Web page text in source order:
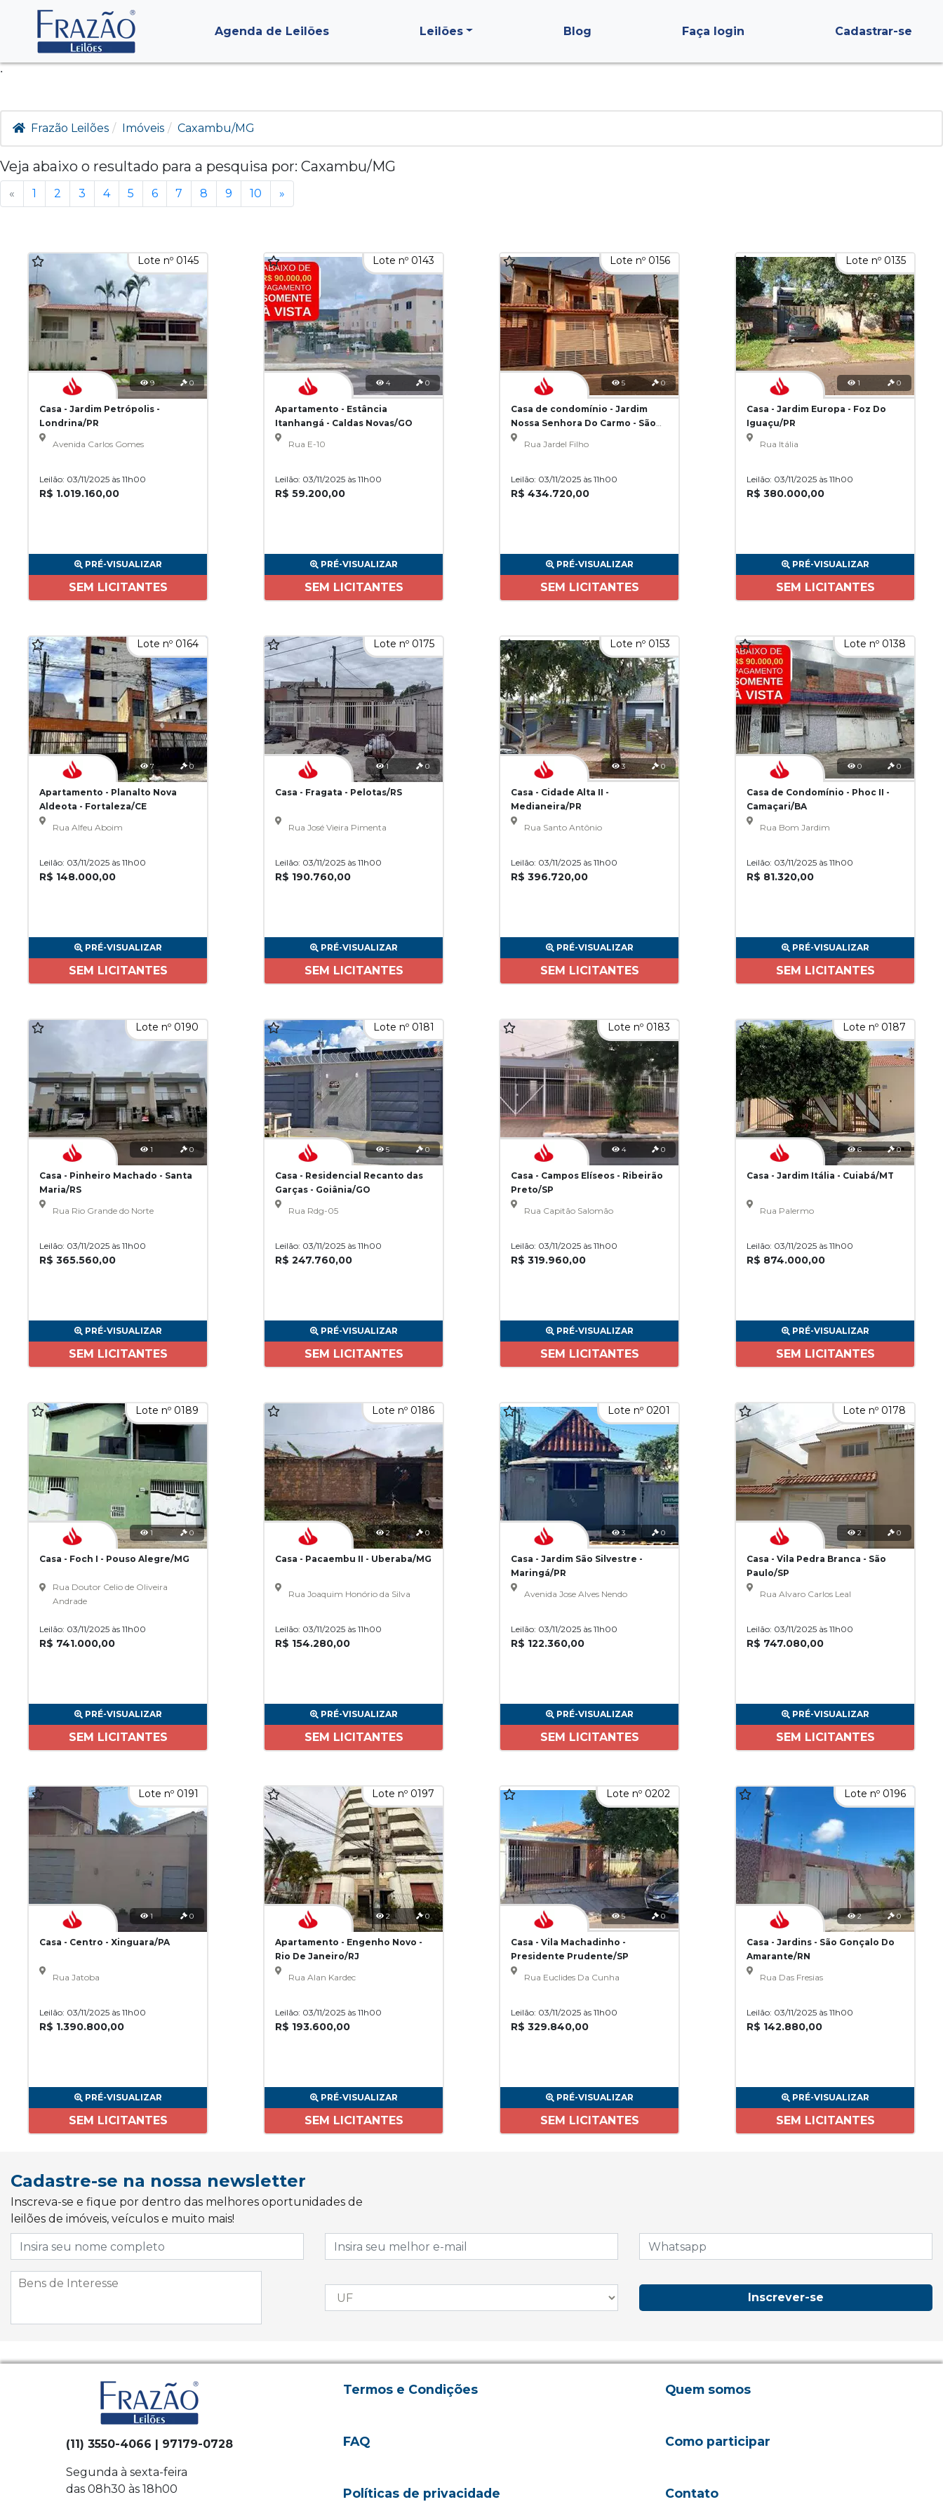
.
Agenda de Leilões Leilões Blog Faça login Cadastrar-se
Frazão Leilões Imóveis Caxambu/MG
Veja abaixo o resultado para a pesquisa por: Caxambu/MG
« 1 2 3 4 5 6 7 8 9 10 »
Lote nº 0145
9 0
Casa - Jardim Petrópolis -
Londrina/PR
Avenida Carlos Gomes
Leilão: 03/11/2025 às 11h00
R$ 1.019.160,00
PRÉ-VISUALIZAR
SEM LICITANTES
Lote nº 0143
4 0
Apartamento - Estância
Itanhangá - Caldas Novas/GO
Rua E-10
Leilão: 03/11/2025 às 11h00
R$ 59.200,00
PRÉ-VISUALIZAR
SEM LICITANTES
Lote nº 0156
5 0
Casa de condomínio - Jardim
Nossa Senhora Do Carmo - São
Paulo/SP
Rua Jardel Filho
Leilão: 03/11/2025 às 11h00
R$ 434.720,00
PRÉ-VISUALIZAR
SEM LICITANTES
Lote nº 0135
1 0
Casa - Jardim Europa - Foz Do
Iguaçu/PR
Rua Itália
Leilão: 03/11/2025 às 11h00
R$ 380.000,00
PRÉ-VISUALIZAR
SEM LICITANTES
Lote nº 0164
7 0
Apartamento - Planalto Nova
Aldeota - Fortaleza/CE
Rua Alfeu Aboim
Leilão: 03/11/2025 às 11h00
R$ 148.000,00
PRÉ-VISUALIZAR
SEM LICITANTES
Lote nº 0175
1 0
Casa - Fragata - Pelotas/RS
Rua José Vieira Pimenta
Leilão: 03/11/2025 às 11h00
R$ 190.760,00
PRÉ-VISUALIZAR
SEM LICITANTES
Lote nº 0153
3 0
Casa - Cidade Alta II -
Medianeira/PR
Rua Santo Antônio
Leilão: 03/11/2025 às 11h00
R$ 396.720,00
PRÉ-VISUALIZAR
SEM LICITANTES
Lote nº 0138
0 0
Casa de Condomínio - Phoc II -
Camaçari/BA
Rua Bom Jardim
Leilão: 03/11/2025 às 11h00
R$ 81.320,00
PRÉ-VISUALIZAR
SEM LICITANTES
Lote nº 0190
1 0
Casa - Pinheiro Machado - Santa
Maria/RS
Rua Rio Grande do Norte
Leilão: 03/11/2025 às 11h00
R$ 365.560,00
PRÉ-VISUALIZAR
SEM LICITANTES
Lote nº 0181
5 0
Casa - Residencial Recanto das
Garças - Goiânia/GO
Rua Rdg-05
Leilão: 03/11/2025 às 11h00
R$ 247.760,00
PRÉ-VISUALIZAR
SEM LICITANTES
Lote nº 0183
4 0
Casa - Campos Elíseos - Ribeirão
Preto/SP
Rua Capitão Salomão
Leilão: 03/11/2025 às 11h00
R$ 319.960,00
PRÉ-VISUALIZAR
SEM LICITANTES
Lote nº 0187
6 0
Casa - Jardim Itália - Cuiabá/MT
Rua Palermo
Leilão: 03/11/2025 às 11h00
R$ 874.000,00
PRÉ-VISUALIZAR
SEM LICITANTES
Lote nº 0189
1 0
Casa - Foch I - Pouso Alegre/MG
Rua Doutor Celio de Oliveira
Andrade
Leilão: 03/11/2025 às 11h00
R$ 741.000,00
PRÉ-VISUALIZAR
SEM LICITANTES
Lote nº 0186
2 0
Casa - Pacaembu II - Uberaba/MG
Rua Joaquim Honório da Silva
Leilão: 03/11/2025 às 11h00
R$ 154.280,00
PRÉ-VISUALIZAR
SEM LICITANTES
Lote nº 0201
3 0
Casa - Jardim São Silvestre -
Maringá/PR
Avenida Jose Alves Nendo
Leilão: 03/11/2025 às 11h00
R$ 122.360,00
PRÉ-VISUALIZAR
SEM LICITANTES
Lote nº 0178
2 0
Casa - Vila Pedra Branca - São
Paulo/SP
Rua Alvaro Carlos Leal
Leilão: 03/11/2025 às 11h00
R$ 747.080,00
PRÉ-VISUALIZAR
SEM LICITANTES
Lote nº 0191
1 0
Casa - Centro - Xinguara/PA
Rua Jatoba
Leilão: 03/11/2025 às 11h00
R$ 1.390.800,00
PRÉ-VISUALIZAR
SEM LICITANTES
Lote nº 0197
2 0
Apartamento - Engenho Novo -
Rio De Janeiro/RJ
Rua Alan Kardec
Leilão: 03/11/2025 às 11h00
R$ 193.600,00
PRÉ-VISUALIZAR
SEM LICITANTES
Lote nº 0202
5 0
Casa - Vila Machadinho -
Presidente Prudente/SP
Rua Euclides Da Cunha
Leilão: 03/11/2025 às 11h00
R$ 329.840,00
PRÉ-VISUALIZAR
SEM LICITANTES
Lote nº 0196
2 0
Casa - Jardins - São Gonçalo Do
Amarante/RN
Rua Das Fresias
Leilão: 03/11/2025 às 11h00
R$ 142.880,00
PRÉ-VISUALIZAR
SEM LICITANTES
Cadastre-se na nossa newsletter
Inscreva-se e fique por dentro das melhores oportunidades de
leilões de imóveis, veículos e muito mais!
Inscrever-se
(11) 3550-4066 | 97179-0728
Segunda à sexta-feira
das 08h30 às 18h00
Termos e Condições
FAQ
Políticas de privacidade
Quem somos
Como participar
Contato